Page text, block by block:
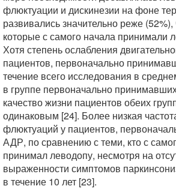
флюктуации и дискинезии на фоне
развивались значительно реже
которые с самого начала принимали
Хотя степень ослабления
пациентов, первоначально
течение всего исследования в
в группе первоначально
качество жизни пациентов обеих
одинаковым [24]. Более низкая
флюктуаций у пациентов,
АДР, по сравнению с теми, кто с
принимал леводопу, несмотря на
выраженности симптомов
в течение 10 лет [23].